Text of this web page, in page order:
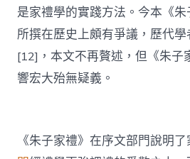
是家禮學的實踐方法。今本《
所撰在歷史上頗有爭議，歷代
[12]，本文不再贅述，但《朱子
響宏大殆無疑義。
《朱子家禮》在序文部門說明